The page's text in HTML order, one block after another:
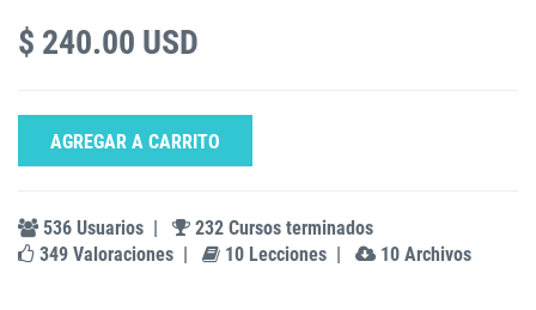
$ 240.00 USD
AGREGAR A CARRITO
536 Usuarios |
232 Cursos terminados
349 Valoraciones | 10 Lecciones | 10 Archivos